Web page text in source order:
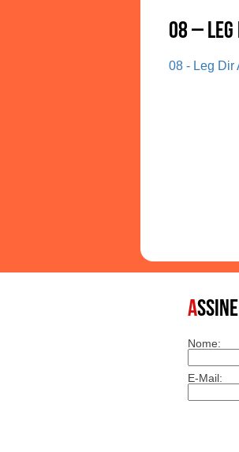
08 –
08 - Leg Dir
A
Nome:
E-Mail: